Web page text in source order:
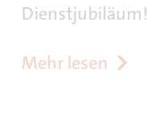
Dienstjubiläum!
Mehr lesen